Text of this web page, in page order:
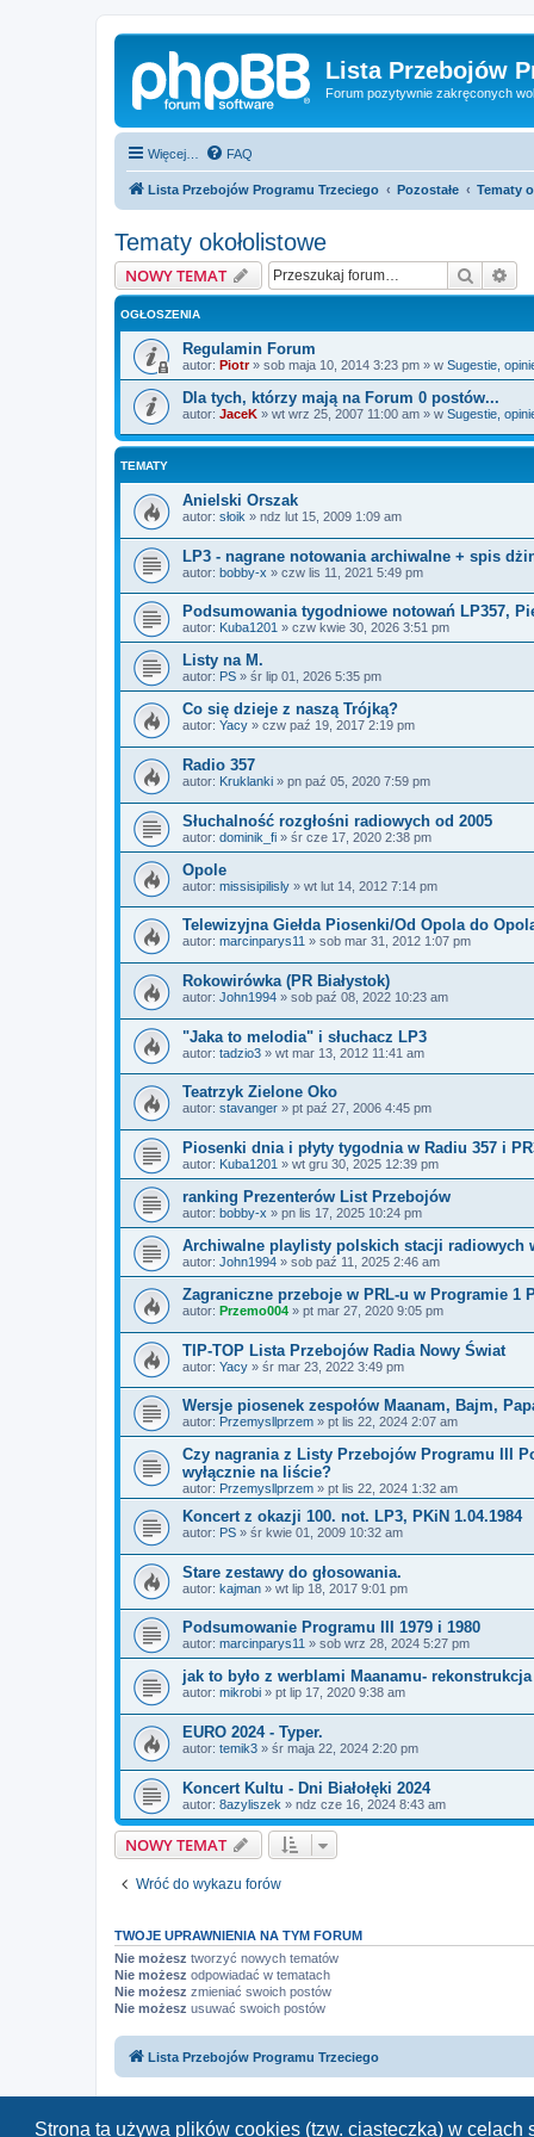
Strona ta używa plików cookies (tzw. ciasteczka) w
Lista Przebojów
Forum pozytywnie zakręconych
Więcej… FAQ
Lista Przebojów Programu Trzeciego Pozostałe Tematy
Tematy okołolistowe
NOWY TEMAT Szukaj
OGŁOSZENIA
Regulamin Forum
autor: Piotr» sob maja 10, 2014 3:23 pm » w Sugestie,
Dla tych, którzy mają na Forum 0 postów...
autor: JaceK » wt wrz 25, 2007 11:00 am » w Sugestie,
TEMATY
Anielski Orszak
autor: słoik » ndz lut 15, 2009 1:09 am
LP3 - nagrane notowania archiwalne + spis
autor: bobby-x » czw lis 11, 2021 5:49 pm
Podsumowania tygodniowe notowań LP357,
autor: Kuba1201 » czw kwie 30, 2026 3:51 pm
Listy na M.
autor: PS » śr lip 01, 2026 5:35 pm
Co się dzieje z naszą Trójką?
autor: Yacy » czw paź 19, 2017 2:19 pm
Radio 357
autor: Kruklanki » pn paź 05, 2020 7:59 pm
Słuchalność rozgłośni radiowych od 2005
autor: dominik_fi » śr cze 17, 2020 2:38 pm
Opole
autor: missisipilisly » wt lut 14, 2012 7:14 pm
Telewizyjna Giełda Piosenki/Od Opola do
autor: marcinparys11 » sob mar 31, 2012 1:07 pm
Rokowirówka (PR Białystok)
autor: John1994 » sob paź 08, 2022 10:23 am
"Jaka to melodia" i słuchacz LP3
autor: tadzio3 » wt mar 13, 2012 11:41 am
Teatrzyk Zielone Oko
autor: stavanger » pt paź 27, 2006 4:45 pm
Piosenki dnia i płyty tygodnia w Radiu 357 i
autor: Kuba1201 » wt gru 30, 2025 12:39 pm
ranking Prezenterów List Przebojów
autor: bobby-x » pn lis 17, 2025 10:24 pm
Archiwalne playlisty polskich stacji radiowych
autor: John1994 » sob paź 11, 2025 2:46 am
Zagraniczne przeboje w PRL-u w Programie 1
autor: Przemo004 » pt mar 27, 2020 9:05 pm
TIP-TOP Lista Przebojów Radia Nowy Świat
autor: Yacy » śr mar 23, 2022 3:49 pm
Wersje piosenek zespołów Maanam, Bajm,
autor: Przemysllprzem » pt lis 22, 2024 2:07 am
Czy nagrania z Listy Przebojów Programu III
wyłącznie na liście?
autor: Przemysllprzem » pt lis 22, 2024 1:32 am
Koncert z okazji 100. not. LP3, PKiN 1.04.1984
autor: PS » śr kwie 01, 2009 10:32 am
Stare zestawy do głosowania.
autor: kajman » wt lip 18, 2017 9:01 pm
Podsumowanie Programu III 1979 i 1980
autor: marcinparys11 » sob wrz 28, 2024 5:27 pm
jak to było z werblami Maanamu- rekonstrukcja
autor: mikrobi » pt lip 17, 2020 9:38 am
EURO 2024 - Typer.
autor: temik3 » śr maja 22, 2024 2:20 pm
Koncert Kultu - Dni Białołęki 2024
autor: 8azyliszek » ndz cze 16, 2024 8:43 am
NOWY TEMAT
Wróć do wykazu forów
TWOJE UPRAWNIENIA NA TYM FORUM
Nie możesz tworzyć nowych tematów
Nie możesz odpowiadać w tematach
Nie możesz zmieniać swoich postów
Nie możesz usuwać swoich postów
Lista Przebojów Programu Trzeciego